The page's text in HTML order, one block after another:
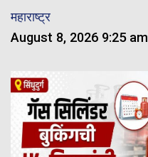
महाराष्ट्र
August 8, 2026 9:25 am